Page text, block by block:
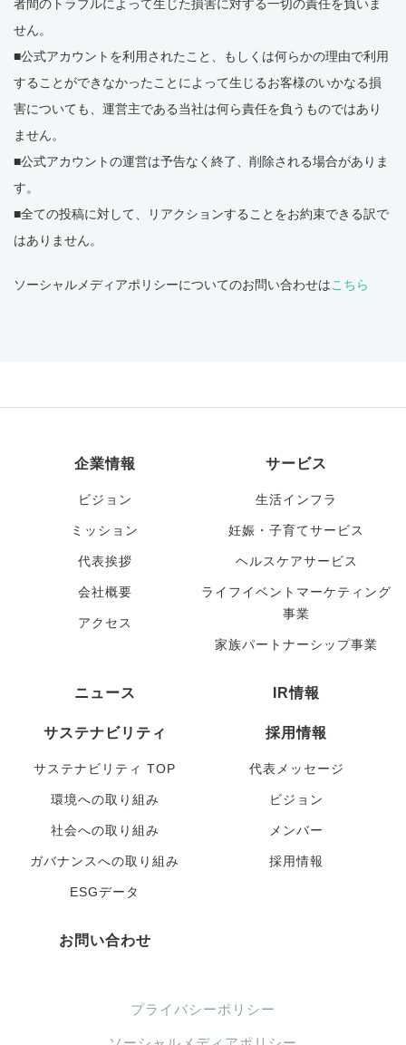
者間のトラブルによって生じた損害に対する一切の責任を負いま
せん。
■公式アカウントを利用されたこと、もしくは何らかの理由で利用
することができなかったことによって生じるお客様のいかなる損
害についても、運営主である当社は何ら責任を負うものではあり
ません。
■公式アカウントの運営は予告なく終了、削除される場合がありま
す。
■全ての投稿に対して、リアクションすることをお約束できる訳で
はありません。
ソーシャルメディアポリシーについてのお問い合わせはこちら
企業情報
ビジョン
ミッション
代表挨拶
会社概要
アクセス
サービス
生活インフラ
妊娠・子育てサービス
ヘルスケアサービス
ライフイベントマーケティング
事業
家族パートナーシップ事業
ニュース IR情報
サステナビリティ
サステナビリティ TOP
環境への取り組み
社会への取り組み
ガバナンスへの取り組み
ESGデータ
採用情報
代表メッセージ
ビジョン
メンバー
採用情報
お問い合わせ
プライバシーポリシー